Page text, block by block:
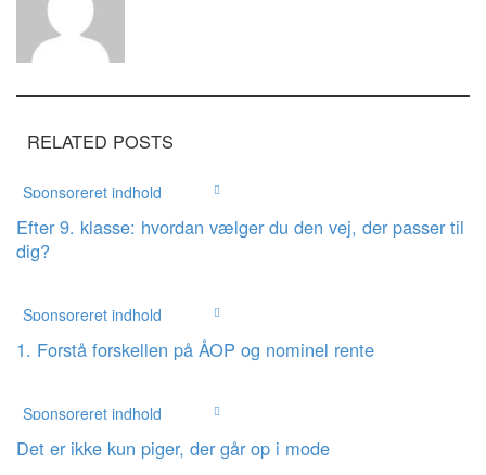
RELATED POSTS
Sponsoreret indhold
Efter 9. klasse: hvordan vælger du den vej, der passer til
dig?
Sponsoreret indhold
1. Forstå forskellen på ÅOP og nominel rente
Sponsoreret indhold
Det er ikke kun piger, der går op i mode